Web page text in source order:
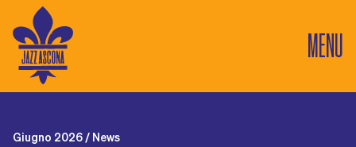
Giugno 2026 / News
MENU